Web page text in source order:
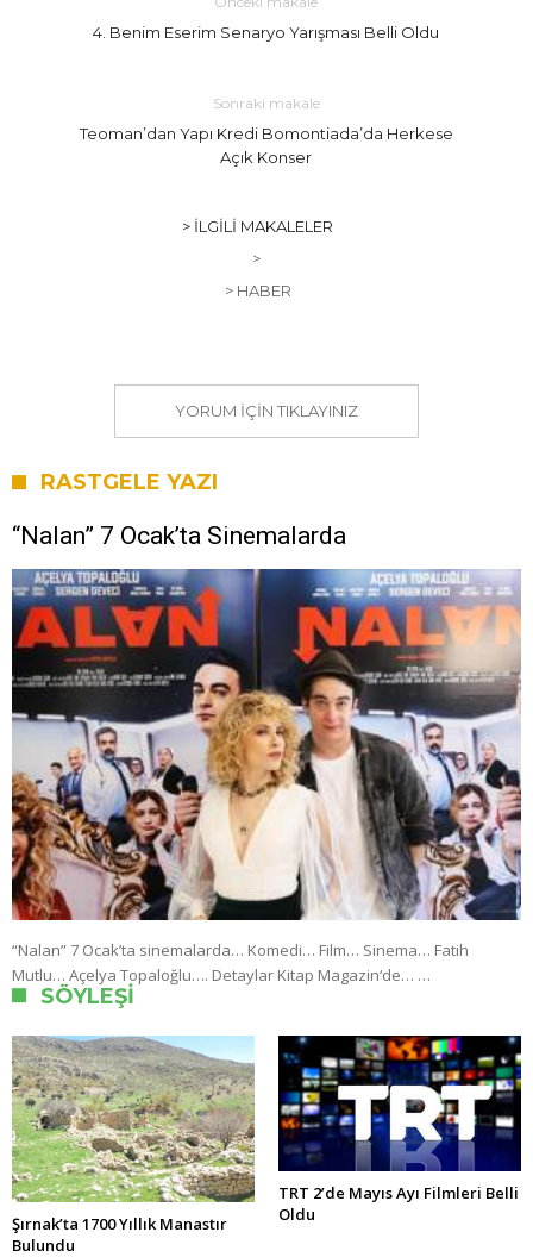
4. Benim Eserim Senaryo Yarışması Belli Oldu
Sonraki makale
Teoman’dan Yapı Kredi Bomontiada’da Herkese
Açık Konser
> İLGILI MAKALELER
>
> HABER
YORUM IÇIN TIKLAYINIZ
RASTGELE YAZI
“Nalan” 7 Ocak’ta Sinemalarda
“Nalan” 7 Ocak’ta sinemalarda… Komedi… Film… Sinema… Fatih
Mutlu… Açelya Topaloğlu…. Detaylar Kitap Magazin‘de… …
SÖYLEŞI
Şırnak’ta 1700 Yıllık Manastır
Bulundu
TRT 2’de Mayıs Ayı Filmleri Belli
Oldu